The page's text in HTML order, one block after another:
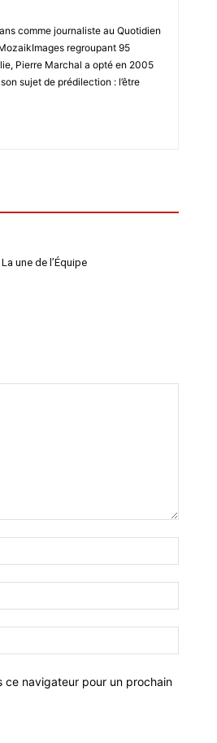
comme journaliste au Quotidien
regroupant 95
Pierre Marchal a opté en 2005
sujet de prédilection : l’être
La une de l’Équipe
ce navigateur pour un prochain